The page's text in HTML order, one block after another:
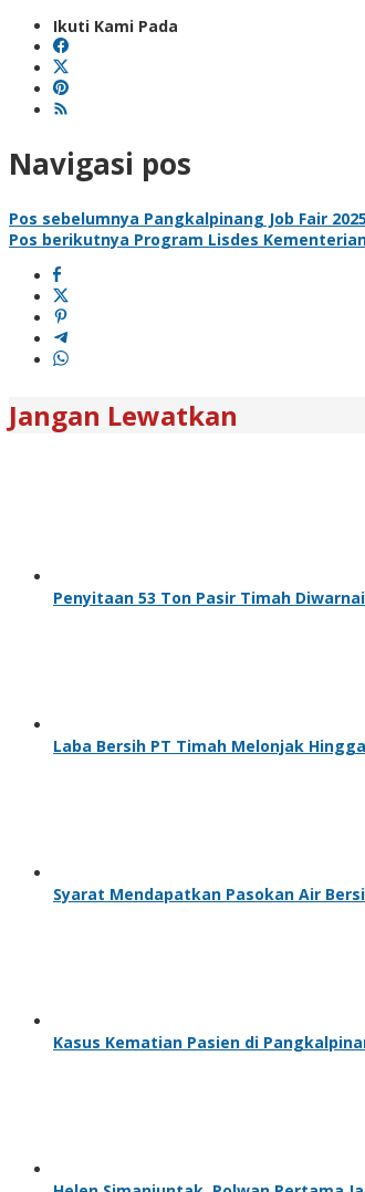
Ikuti Kami Pada
Navigasi pos
Pos sebelumnya Pangkalpinang Job Fair
Pos berikutnya Program Lisdes
Jangan Lewatkan
Penyitaan 53 Ton Pasir Timah
Laba Bersih PT Timah Melonjak
Syarat Mendapatkan Pasokan Air
Kasus Kematian Pasien di